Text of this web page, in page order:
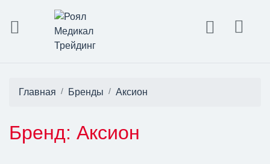
Главная Бренды Аксион
Бренд: Аксион